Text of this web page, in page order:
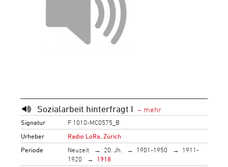
Sozialarbeit hinterfragt I
Signatur
F 1010-MC0575_B
Urheber
Radio LoRa, Zürich
Periode
Neuzeit 20. Jh. 1901-1950
1911-
1920
1918